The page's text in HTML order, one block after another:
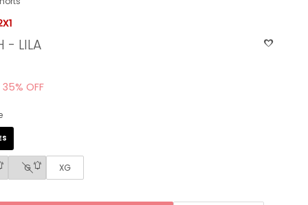
- LILA
35
G XG